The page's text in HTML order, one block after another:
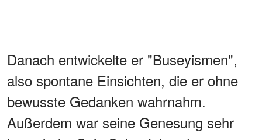
Danach entwickelte er "Buseyismen",
also spontane Einsichten, die er ohne
bewusste Gedanken wahrnahm.
Außerdem war seine Genesung sehr